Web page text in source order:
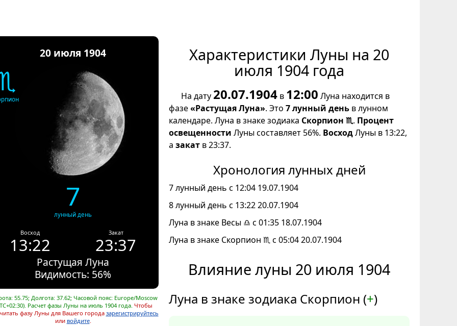
20 июля 1904
7
лунный день
Восход
13:22
Закат
23:37
Растущая Луна
Видимость: 56%
55.75; Долгота: 37.62; Часовой пояс: Europe/Moscow
Расчет фазы Луны на июль 1904 года. Чтобы
фазу Луны для Вашего города зарегистрируйтесь
или войдите.
Характеристики Луны на 20
июля 1904 года
На дату 20.07.1904 в 12:00 Луна находится в
фазе«Растущая Луна». Это 7 лунный день в лунном
календаре. Луна в знаке зодиака Скорпион ♏. Процент
освещенности Луны составляет 56%. ВосходЛуны в 13:22,
а закат в 23:37.
Хронология лунных дней
7 лунный день с 12:04 19.07.1904
8 лунный день с 13:22 20.07.1904
Луна в знаке Весы ♎ с 01:35 18.07.1904
Луна в знаке Скорпион ♏ с 05:04 20.07.1904
Влияние луны 20 июля 1904
Луна в знаке зодиака Скорпион (+)